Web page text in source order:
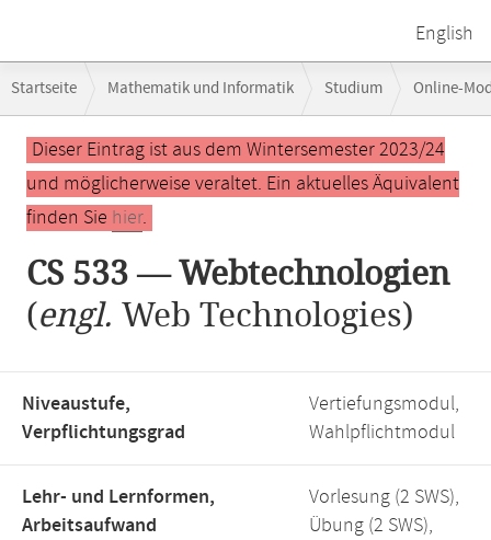
English
Navigation
Startseite Mathematik und Informatik Studium Online-
Hauptinhalt
Dieser Eintrag ist aus dem Wintersemester 2023/24
und möglicherweise veraltet. Ein aktuelles Äquivalent
finden Sie hier.
CS 533 — Webtechnologien
(engl. Web Technologies)
Niveaustufe,
Verpflichtungsgrad
Vertiefungsmodul,
Wahlpflichtmodul
Lehr- und Lernformen,
Arbeitsaufwand
Vorlesung (2 SWS),
Übung (2 SWS),